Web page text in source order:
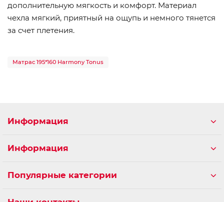
дополнительную мягкость и комфорт. Материал
чехла мягкий, приятный на ощупь и немного тянется
за счет плетения.
Матрас 195*160 Harmony Tonus
Информация
Информация
Популярные категории